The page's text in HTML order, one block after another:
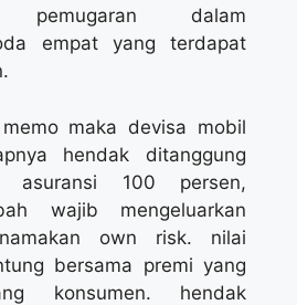
pemugaran dalam
empat yang terdapat
maka devisa mobil
hendak ditanggung
asuransi 100 persen,
wajib mengeluarkan
own risk. nilai
bersama premi yang
konsumen. hendak